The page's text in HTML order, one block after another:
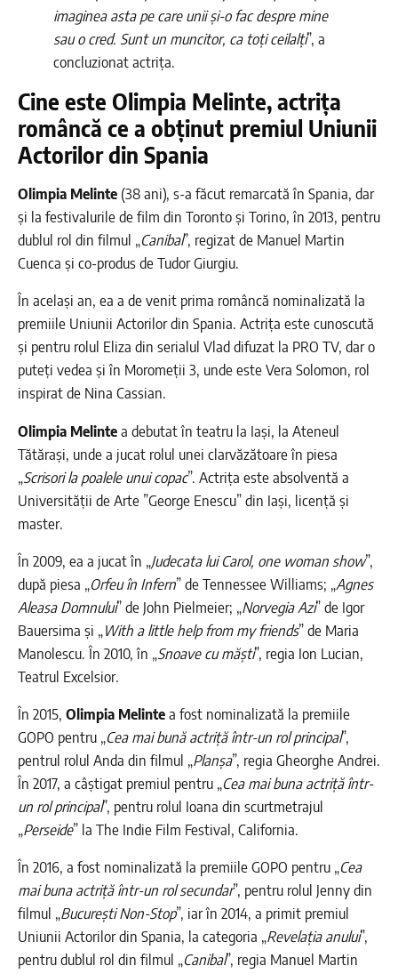
imaginea asta pe care unii și-o fac despre mine
sau o cred. Sunt un muncitor, ca toți ceilalți”, a
concluzionat actrița.
Cine este Olimpia Melinte, actrița
româncă ce a obținut premiul Uniunii
Actorilor din Spania
Olimpia Melinte (38 ani), s-a făcut remarcată în Spania, dar
şi la festivalurile de film din Toronto şi Torino, în 2013, pentru
dublul rol din filmul „Canibal”, regizat de Manuel Martin
Cuenca şi co-produs de Tudor Giurgiu.
În același an, ea a de venit prima româncă nominalizată la
premiile Uniunii Actorilor din Spania. Actrița este cunoscută
și pentru rolul Eliza din serialul Vlad difuzat la PRO TV, dar o
puteți vedea și în Moromeții 3, unde este Vera Solomon, rol
inspirat de Nina Cassian.
Olimpia Melintea debutat în teatru la Iași, la Ateneul
Tătărași, unde a jucat rolul unei clarvăzătoare în piesa
„Scrisori la poalele unui copac”. Actrița este absolventă a
Universității de Arte ”George Enescu” din Iași, licență și
master.
În 2009, ea a jucat în „Judecata lui Carol, one woman show”,
după piesa „Orfeu în Infern” de Tennessee Williams; „Agnes
Aleasa Domnului” de John Pielmeier; „Norvegia Azi” de Igor
Bauersima și „With a little help from my friends” de Maria
Manolescu. În 2010, în „Snoave cu măști”, regia Ion Lucian,
Teatrul Excelsior.
În 2015, Olimpia Melintea fost nominalizată la premiile
GOPO pentru „Cea mai bună actriță într-un rol principal”,
pentrul rolul Anda din filmul „Planșa”, regia Gheorghe Andrei.
În 2017, a câștigat premiul pentru „Cea mai buna actriță într-
un rol principal”, pentru rolul Ioana din scurtmetrajul
„Perseide” la The Indie Film Festival, California.
În 2016, a fost nominalizată la premiile GOPO pentru „Cea
mai buna actriță într-un rol secundar”, pentru rolul Jenny din
filmul „București Non-Stop”, iar în 2014, a primit premiul
Uniunii Actorilor din Spania, la categoria „Revelaţia anului”,
pentru dublul rol din filmul „Canibal”, regia Manuel Martin